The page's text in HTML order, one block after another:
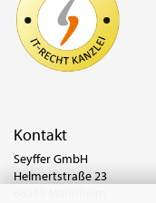
Kontakt
Seyffer GmbH
Helmertstraße 23